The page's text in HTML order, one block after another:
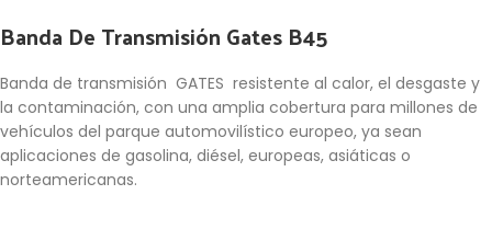
Banda De Transmisión Gates B45
Banda de transmisión GATES resistente al calor, el desgaste y
la contaminación, con una amplia cobertura para millones de
vehículos del parque automovilístico europeo, ya sean
aplicaciones de gasolina, diésel, europeas, asiáticas o
norteamericanas.